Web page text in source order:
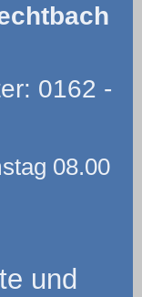
0162 -
08.00
und